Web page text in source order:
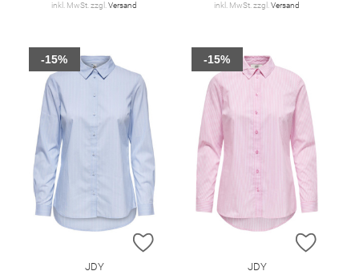
inkl. MwSt. zzgl. Versand inkl. MwSt. zzgl. Versand
ZUR WUNSCHLISTE HINZUFÜGEN
JDY
-15%
ZUR
JDY
-15%